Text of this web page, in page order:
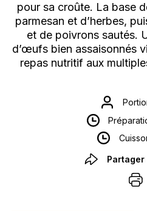
pour sa croûte. La base
parmesan et d’herbes,
et de poivrons sautés.
d’œufs bien assaisonnés
repas nutritif aux